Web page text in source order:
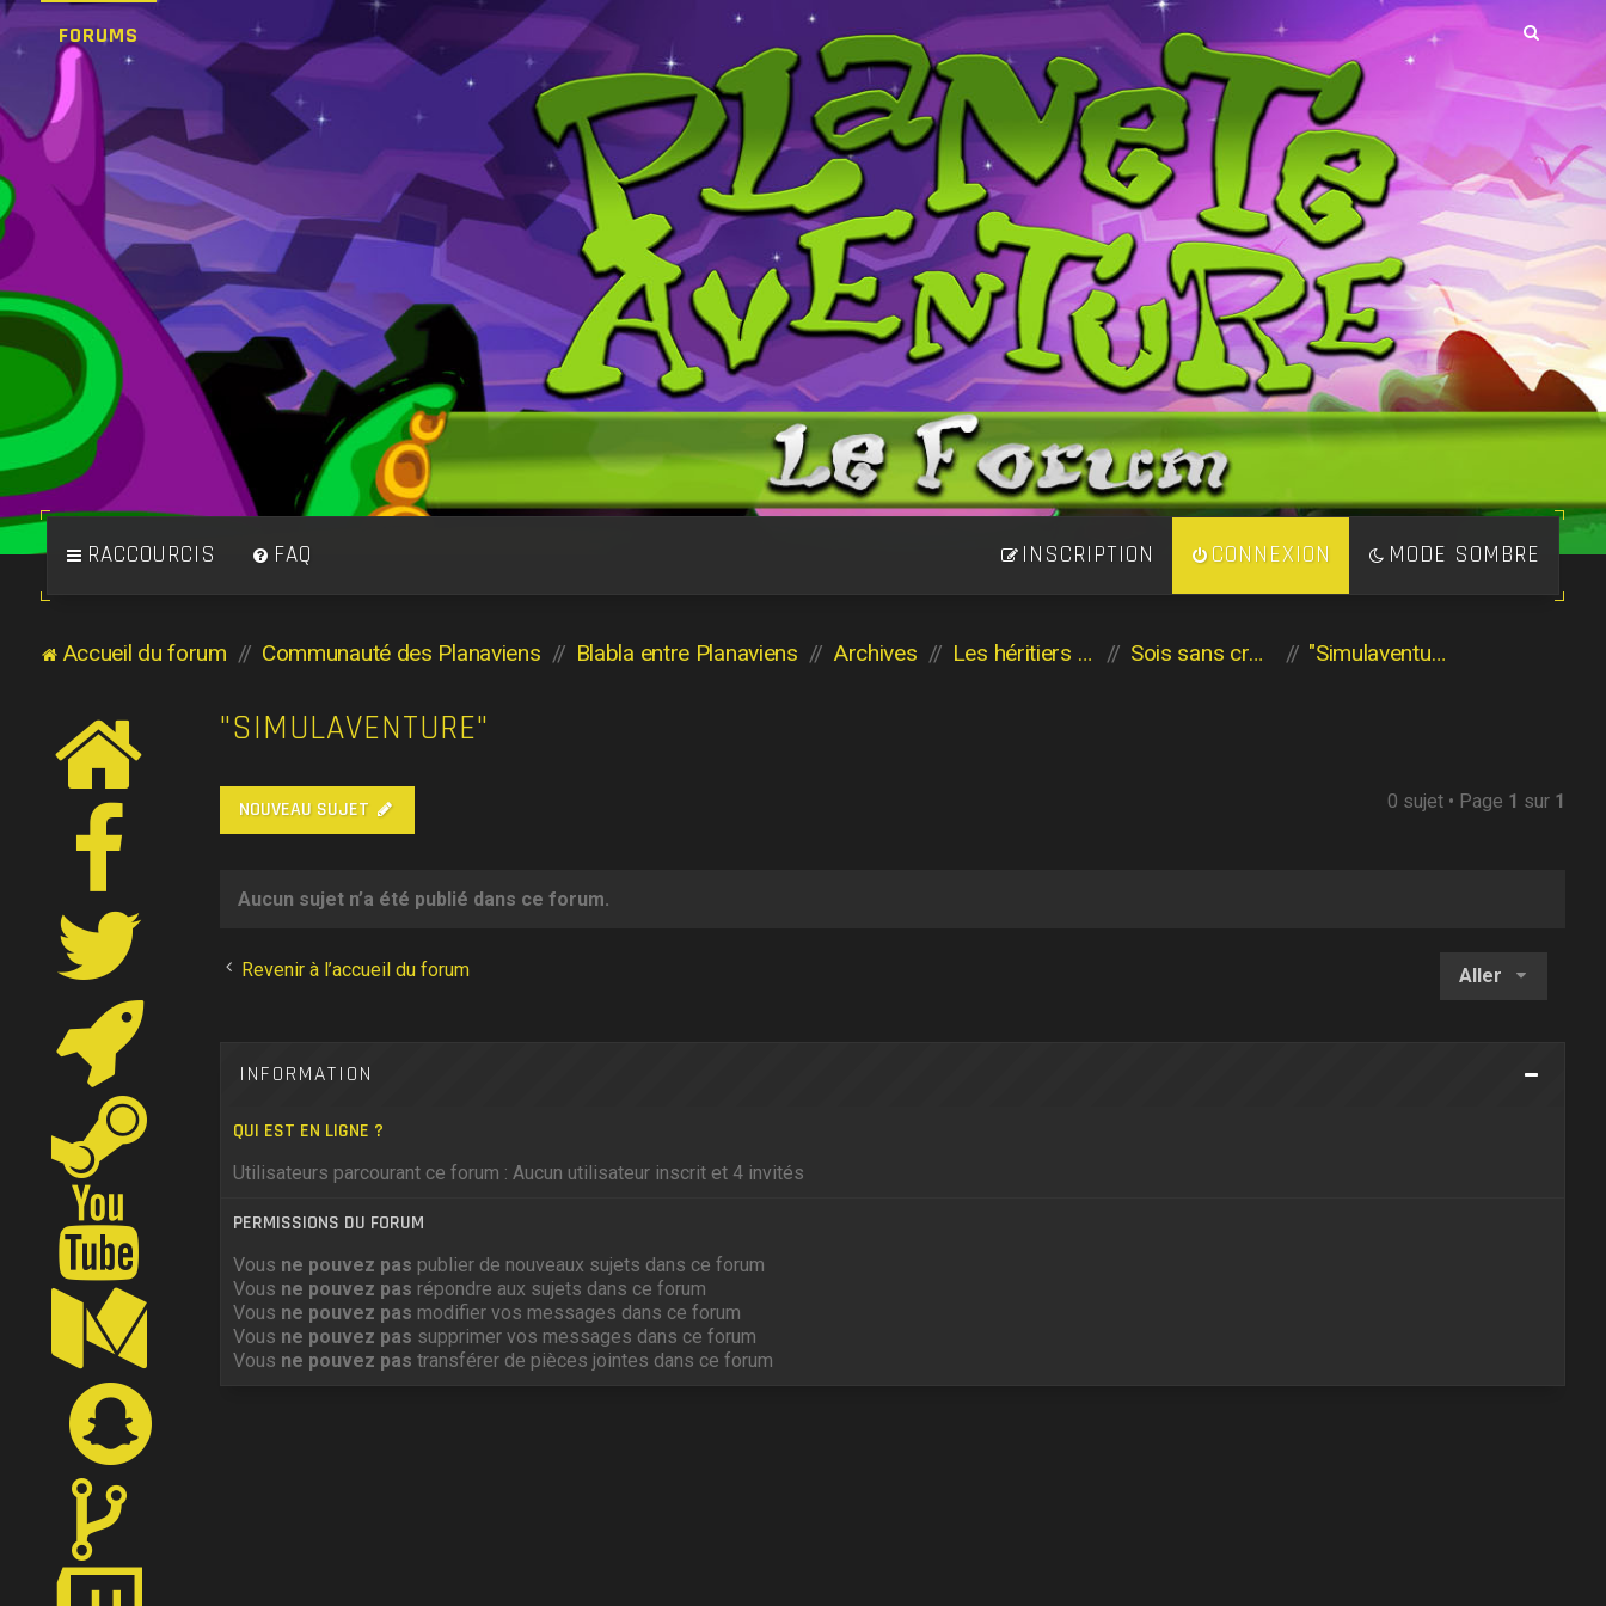
FORUMS
RACCOURCIS MODE SOMBRE
FAQ CONNEXION
INSCRIPTION
Accueil du forum Communauté des Planaviens Blabla entre Planaviens Archives Les héritiers de l'Aventure Sois sans crainte "Simulaventure"
"SIMULAVENTURE"
NOUVEAU SUJET 0 sujet • Page 1 sur 1
Aucun sujet n’a été publié dans ce forum.
Revenir à l’accueil du forum Aller
INFORMATION
QUI EST EN LIGNE ?
Utilisateurs parcourant ce forum : Aucun utilisateur inscrit et 4 invités
PERMISSIONS DU FORUM
Vous ne pouvez pas publier de nouveaux sujets dans ce forum
Vous ne pouvez pas répondre aux sujets dans ce forum
Vous ne pouvez pas modifier vos messages dans ce forum
Vous ne pouvez pas supprimer vos messages dans ce forum
Vous ne pouvez pas transférer de pièces jointes dans ce forum